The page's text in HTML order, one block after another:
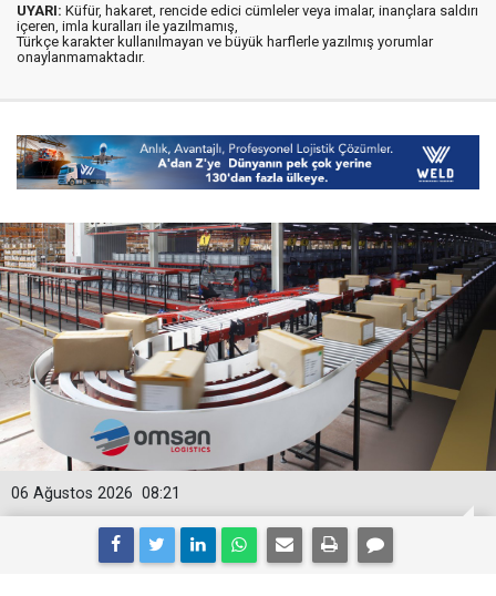
UYARI: Küfür, hakaret, rencide edici cümleler veya imalar, inançlara saldırı
içeren, imla kuralları ile yazılmamış,
Türkçe karakter kullanılmayan ve büyük harflerle yazılmış yorumlar
onaylanmamaktadır.
08:21
06 Ağustos 2026